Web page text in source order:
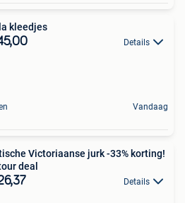
kleedjes
Details
Vandaag
Victoriaanse jurk -33% korting!
deal
Details